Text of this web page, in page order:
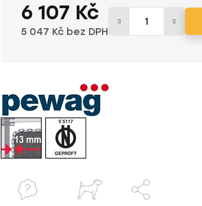
6 107 Kč
5 047 Kč bez DPH